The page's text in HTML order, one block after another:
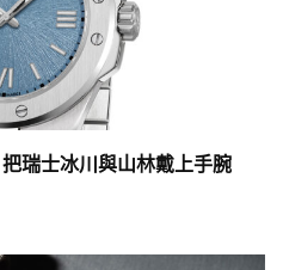
瑞士冰川與山林戴上手腕